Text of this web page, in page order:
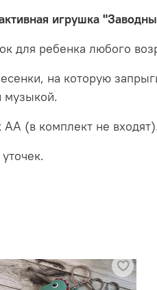
игрушка
для ребенка любого
на которую
музыкой.
АА (в комплект не